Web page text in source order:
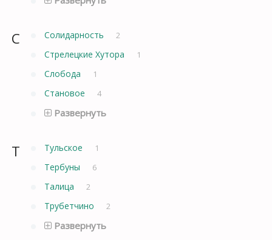
С Солидарность 2
Стрелецкие Хутора 1
Слобода 1
Становое 4
Развернуть
Т Тульское 1
Тербуны 6
Талица 2
Трубетчино 2
Развернуть